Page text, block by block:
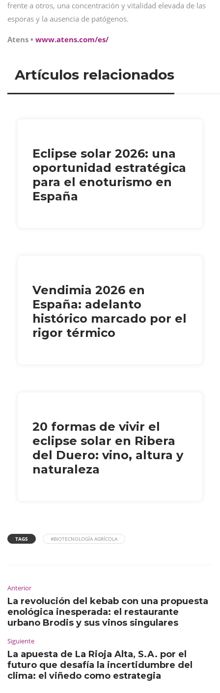
frente a otros, una concentración y vitalidad elevada de las
esporas y la ausencia de patógenos.
Atens • www.atens.com/es/
Artículos relacionados
Eclipse solar 2026: una
oportunidad estratégica
para el enoturismo en
España
Vendimia 2026 en
España: adelanto
histórico marcado por el
rigor térmico
20 formas de vivir el
eclipse solar en Ribera
del Duero: vino, altura y
naturaleza
TAGS #BIOTECNOLOGÍA AGRÍCOLA
Anterior
La revolución del kebab con una propuesta
enológica inesperada: el restaurante
urbano Brodis y sus vinos singulares
Siguiente
La apuesta de La Rioja Alta, S.A. por el
futuro que desafía la incertidumbre del
clima: el viñedo como estrategia